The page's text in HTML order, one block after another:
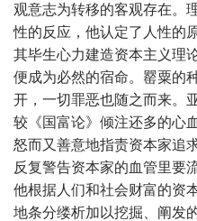
观意志为转移的客观存在。
性的反应，他认定了人性的
其毕生心力建造资本主义理
便成为必然的宿命。罂粟的
开，一切罪恶也随之而来。
较《国富论》倾注还多的心
怒而又善意地指责资本家追
反复警告资本家的血管里要
他根据人们和社会财富的资
地条分缕析加以挖掘、阐发